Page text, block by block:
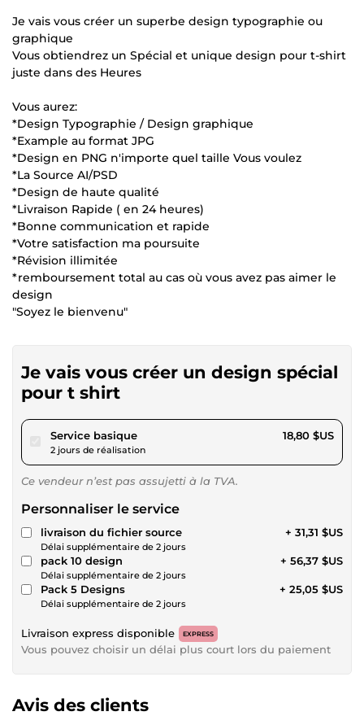
Je vais vous créer un superbe design typographie ou
graphique
Vous obtiendrez un Spécial et unique design pour t-shirt
juste dans des Heures
Vous aurez:
*Design Typographie / Design graphique
*Example au format JPG
*Design en PNG n'importe quel taille Vous voulez
*La Source AI/PSD
*Design de haute qualité
*Livraison Rapide ( en 24 heures)
*Bonne communication et rapide
*Votre satisfaction ma poursuite
*Révision illimitée
*remboursement total au cas où vous avez pas aimer le
design
"Soyez le bienvenu"
Je vais vous créer un design spécial
pour t shirt
Service basiquepour 17,32 $US
2 jours de réalisation
18,80 $US
Ce vendeur n’est pas assujetti à la TVA.
Personnaliser le service
livraison du fichier source
Délai supplémentaire de 2 jours
+ 31,31 $US
pack 10 design
Délai supplémentaire de 2 jours
+ 56,37 $US
Pack 5 Designs
Délai supplémentaire de 2 jours
+ 25,05 $US
Livraison express disponible EXPRESS
Vous pouvez choisir un délai plus court lors du paiement
Avis des clients